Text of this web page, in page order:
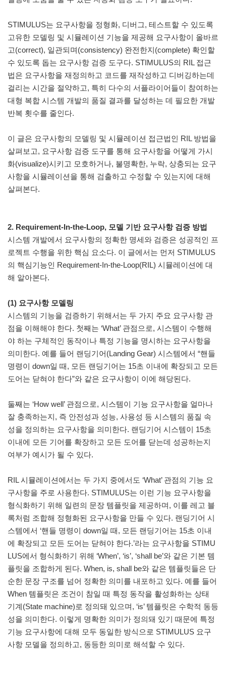
STIMULUS는 요구사항을 정형화, 디버그, 테스트할 수 있도록
고유한 모델링 및 시뮬레이션 기능을 제공해 요구사항이 올바르
고(correct), 일관되며(consistency) 완전한지(complete) 확인할
수 있도록 돕는 요구사항 검증 도구다. STIMULUS의 RIL 접근
법은 요구사항을 재정의하고 코드를 재작성하고 디버깅하는데
걸리는 시간을 절약하고, 특히 다수의 서플라이어들이 참여하는
대형 복합 시스템 개발의 품질 결과를 달성하는 데 필요한 개발
반복 횟수를 줄인다.
이 글은 요구사항의 모델링 및 시뮬레이션 접근법인 RIL 방법을
살펴보고, 요구사항 검증 도구를 통해 요구사항을 어떻게 가시
화(visualize)시키고 모호하거나, 불명확한, 누락, 상충되는 요구
사항을 시뮬레이션을 통해 검출하고 수정할 수 있는지에 대해
살펴본다.
2. Requirement-In-the-Loop, 모델 기반 요구사항 검증 방법
시스템 개발에서 요구사항의 정확한 명세와 검증은 성공적인 프
로젝트 수행을 위한 핵심 요소다. 이 글에서는 먼저 STIMULUS
의 핵심기능인 Requirement-In-the-Loop(RIL) 시뮬레이션에 대
해 알아본다.
(1) 요구사항 모델링
시스템의 기능을 검증하기 위해서는 두 가지 주요 요구사항 관
점을 이해해야 한다. 첫째는 ‘What’ 관점으로, 시스템이 수행해
야 하는 구체적인 동작이나 특정 기능을 명시하는 요구사항을
의미한다. 예를 들어 랜딩기어(Landing Gear) 시스템에서 “핸들
명령이 down일 때, 모든 랜딩기어는 15초 이내에 확장되고 모든
도어는 닫혀야 한다”와 같은 요구사항이 이에 해당된다.
둘째는 ‘How well’ 관점으로, 시스템이 기능 요구사항을 얼마나
잘 충족하는지, 즉 안전성과 성능, 사용성 등 시스템의 품질 속
성을 정의하는 요구사항을 의미한다. 랜딩기어 시스템이 15초
이내에 모든 기어를 확장하고 모든 도어를 닫는데 성공하는지
여부가 예시가 될 수 있다.
RIL 시뮬레이션에서는 두 가지 중에서도 ‘What’ 관점의 기능 요
구사항을 주로 사용한다. STIMULUS는 이런 기능 요구사항을
형식화하기 위해 일련의 문장 템플릿을 제공하며, 이를 레고 블
록처럼 조합해 정형화된 요구사항을 만들 수 있다. 랜딩기어 시
스템에서 ‘핸들 명령이 down일 때, 모든 랜딩기어는 15초 이내
에 확장되고 모든 도어는 닫혀야 한다.’라는 요구사항을 STIMU
LUS에서 형식화하기 위해 ‘When’, ‘is’, ‘shall be’와 같은 기본 템
플릿을 조합하게 된다. When, is, shall be와 같은 템플릿들은 단
순한 문장 구조를 넘어 정확한 의미를 내포하고 있다. 예를 들어
When 템플릿은 조건이 참일 때 특정 동작을 활성화하는 상태
기계(State machine)로 정의돼 있으며, ‘is’ 템플릿은 수학적 동등
성을 의미한다. 이렇게 명확한 의미가 정의돼 있기 때문에 특정
기능 요구사항에 대해 모두 동일한 방식으로 STIMULUS 요구
사항 모델을 정의하고, 동등한 의미로 해석할 수 있다.